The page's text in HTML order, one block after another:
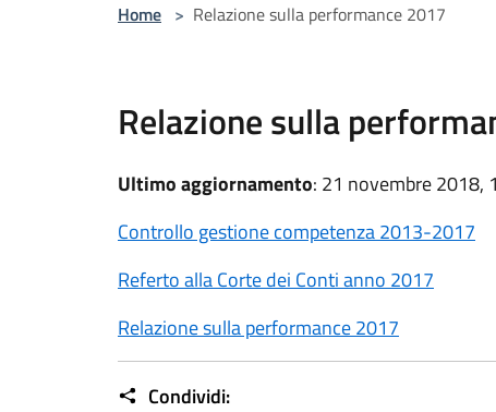
Home > Relazione sulla performance 2017
Relazione sulla
Ultimo aggiornamento: 21 novembre 2018,
Controllo gestione competenza 2013-2017
Referto alla Corte dei Conti anno 2017
Relazione sulla performance 2017
Condividi: